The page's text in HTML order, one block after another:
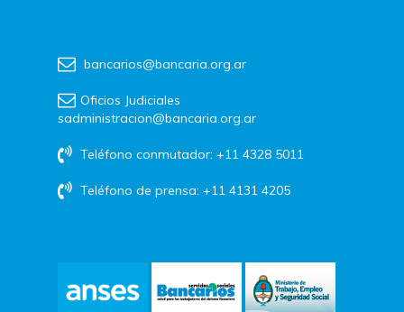
bancarios@bancaria.org.ar
Oficios Judiciales
sadministracion@bancaria.org.ar
Teléfono conmutador: +11 4328 5011
Teléfono de prensa: +11 4131 4205